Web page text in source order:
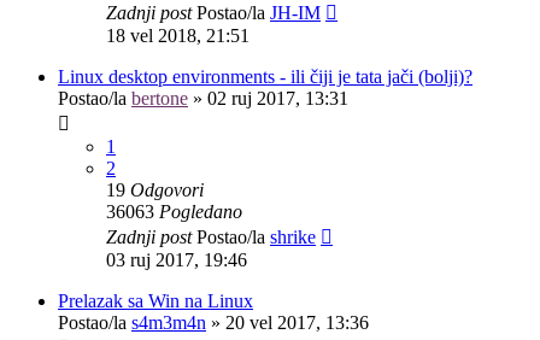
Zadnji postPostao/la JH-IM
18 vel 2018, 21:51
Linux desktop environments - ili čiji je tata jači (bolji)?
Postao/la bertone » 02 ruj 2017, 13:31
1
2
19 Odgovori
36063 Pogledano
Zadnji postPostao/la shrike
03 ruj 2017, 19:46
Prelazak sa Win na Linux
Postao/la s4m3m4n » 20 vel 2017, 13:36